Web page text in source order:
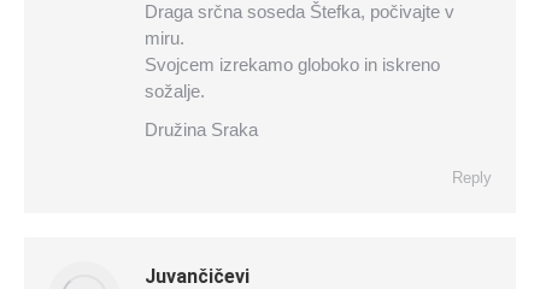
Draga srčna soseda Štefka, počivajte v
miru.
Svojcem izrekamo globoko in iskreno
sožalje.
Družina Sraka
Reply
Juvančičevi